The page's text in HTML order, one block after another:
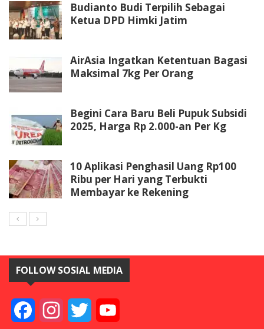
Budianto Budi Terpilih Sebagai
Ketua DPD Himki Jatim
AirAsia Ingatkan Ketentuan Bagasi
Maksimal 7kg Per Orang
Begini Cara Baru Beli Pupuk Subsidi
2025, Harga Rp 2.000-an Per Kg
10 Aplikasi Penghasil Uang Rp100
Ribu per Hari yang Terbukti
Membayar ke Rekening
FOLLOW SOSIAL MEDIA
FacebookInstagramTwitter